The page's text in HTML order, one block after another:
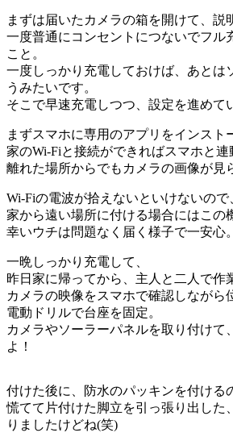
まずは届いたカメラの箱を開けて、説
一度普通にコンセントにつないでフル
こと。
一度しっかり充電しておけば、あとは
うみたいです。
そこで早速充電しつつ、設定を進めて
まずスマホに専用のアプリをインスト
家のWi-Fiと接続ができればスマホと連
離れた場所からでもカメラの画像が見
Wi-Fiの電波が拾えないといけないので
家から遠い場所に付ける場合にはこの
幸いウチは問題なく届く様子で一安心。
一晩しっかり充電して、
昨日家に帰ってから、主人と二人で作
カメラの映像をスマホで確認しながら
電動ドリルで台座を固定。
カメラやソーラーパネルを取り付けて
よ！
付けた後に、防水のパッキンを付ける
慌てて片付けた脚立を引っ張り出した
りましたけどね(笑)